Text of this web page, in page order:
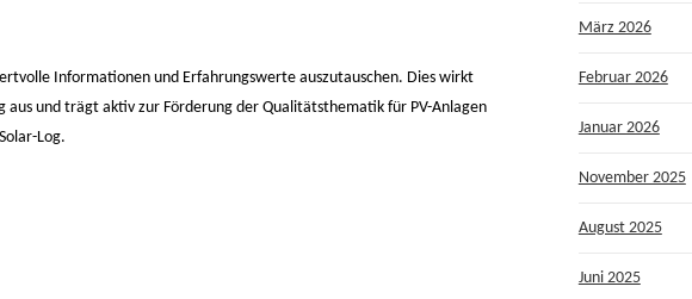
Informationen und Erfahrungswerte auszutauschen. Dies wirkt
und trägt aktiv zur Förderung der Qualitätsthematik für PV-Anlagen
Log.
März 2026
Februar 2026
Januar 2026
November 2025
August 2025
Juni 2025